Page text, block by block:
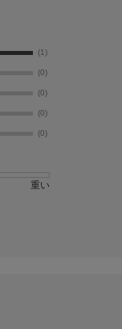
(1)
(0)
(0)
(0)
(0)
重い